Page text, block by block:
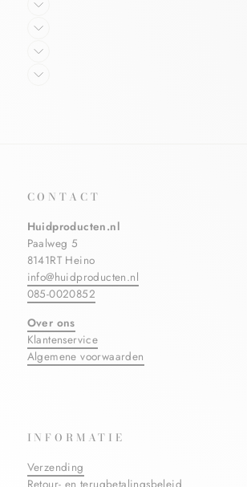
CONTACT
Huidproducten.nl
Paalweg 5
8141RT Heino
info@huidproducten.nl
085-0020852
Over ons
Klantenservice
Algemene voorwaarden
INFORMATIE
Verzending
Retour- en terugbetalingsbeleid